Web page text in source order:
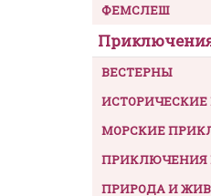
ФЕМСЛЕШ
ВЕСТЕРНЫ
МОРСКИЕ
ПРИКЛЮЧЕНИЯ
ПРИРОДА И